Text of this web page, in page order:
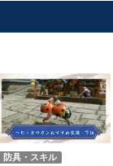
防具・スキル